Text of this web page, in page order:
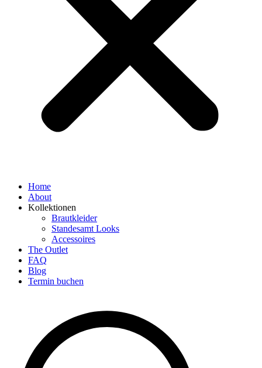
Home
About
Kollektionen
Brautkleider
Standesamt Looks
Accessoires
The Outlet
FAQ
Blog
Termin buchen